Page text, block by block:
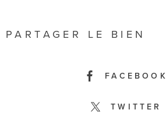
PARTAGER LE BIEN
FACEBOOK
TWITTER